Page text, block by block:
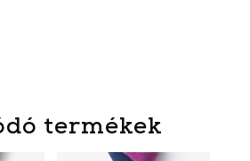
termékek